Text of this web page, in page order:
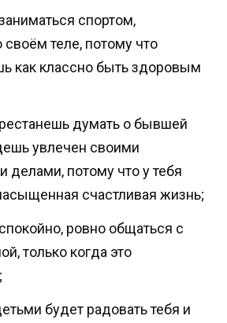
спортом,
своём теле, потому что
как классно быть здоровым
думать о бывшей
увлечен своими
делами, потому что у тебя
счастливая жизнь;
ровно общаться с
только когда это
будет радовать тебя и